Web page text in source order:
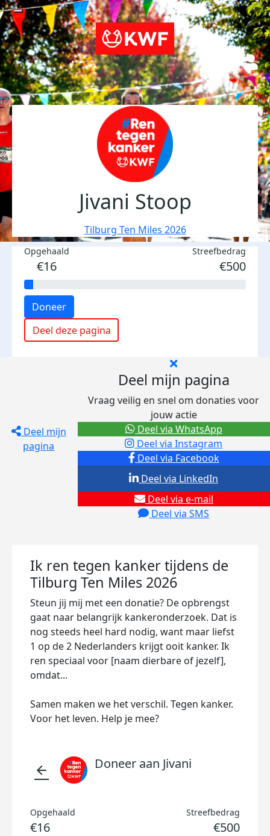
Jivani Stoop
Tilburg Ten Miles 2026
Opgehaald
€16
Streefbedrag
€500
Doneer
Deel deze pagina
Deel mijn
pagina
Deel mijn pagina
Vraag veilig en snel om donaties voor
jouw actie
Deel via Facebook
Deel via Instagram
Deel via e-mail
Deel via SMS
Deel via LinkedIn
Deel via WhatsApp
Ik ren tegen kanker tijdens de
Tilburg Ten Miles 2026
Steun jij mij met een donatie? De opbrengst
gaat naar belangrijk kankeronderzoek. Dat is
nog steeds heel hard nodig, want maar liefst
1 op de 2 Nederlanders krijgt ooit kanker. Ik
ren speciaal voor [naam dierbare of jezelf],
omdat...
Samen maken we het verschil. Tegen kanker.
Voor het leven. Help je mee?
arrow_back Doneer aan Jivani
Opgehaald
€16
Streefbedrag
€500